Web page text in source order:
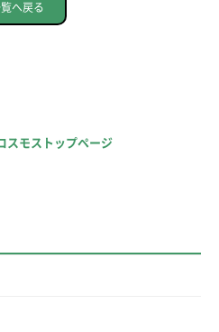
へ戻る
モストップページ